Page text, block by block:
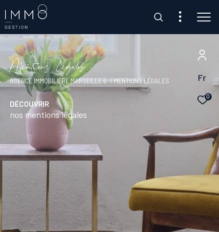
Fr
0
Mentios légae
AGENCE IMMOBILIÈRE MARSEILLE 6 MENTIONS LÉGALES
DÉCOUVRIR
nos mentions légales